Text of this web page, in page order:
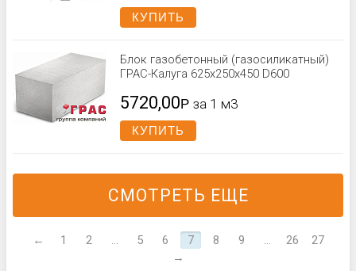
КУПИТЬ
Блок газобетонный (газосиликатный)
ГРАС-Калуга 625x250x450 D600
5720,00Р за 1 м3
КУПИТЬ
СМОТРЕТЬ ЕЩЕ
← 1 2 ... 5 6 7 8 9 ... 26
27
→